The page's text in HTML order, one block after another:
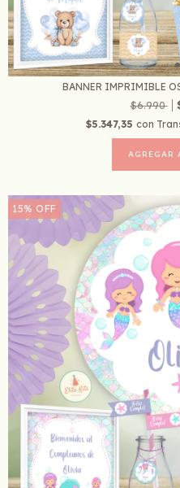
BANNER IMPRIMIBLE
$6.990
$5.347,35 con
15% OFF